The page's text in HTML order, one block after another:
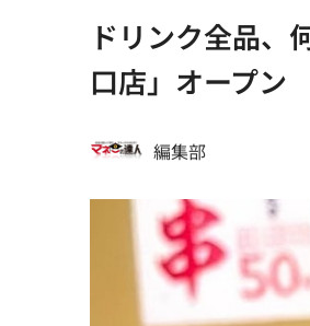
ドリンク全品、
口店」オープン
編集部